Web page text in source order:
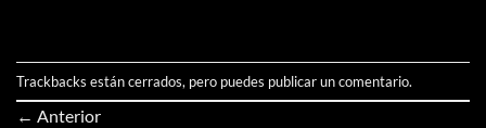
Trackbacks están cerrados, pero puedes publicar un comentario.
← Anterior